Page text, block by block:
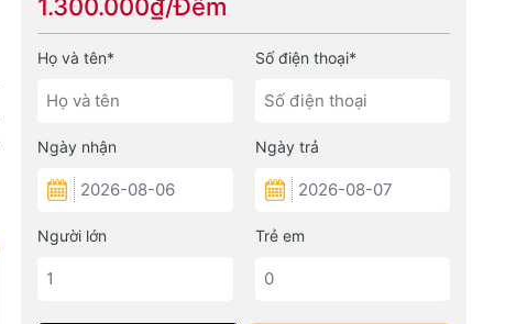
1.300.000₫/Đêm
Họ và tên* Số điện thoại*
Ngày nhận Ngày trả
Người lớn Trẻ em